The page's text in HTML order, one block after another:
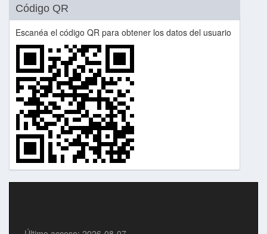
Código QR
Escanéa el código QR para obtener los datos del usuario